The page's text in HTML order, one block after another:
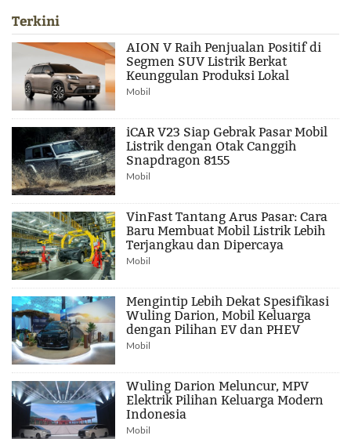
Terkini
AION V Raih Penjualan Positif di
Segmen SUV Listrik Berkat
Keunggulan Produksi Lokal
Mobil
iCAR V23 Siap Gebrak Pasar Mobil
Listrik dengan Otak Canggih
Snapdragon 8155
Mobil
VinFast Tantang Arus Pasar: Cara
Baru Membuat Mobil Listrik Lebih
Terjangkau dan Dipercaya
Mobil
Mengintip Lebih Dekat Spesifikasi
Wuling Darion, Mobil Keluarga
dengan Pilihan EV dan PHEV
Mobil
Wuling Darion Meluncur, MPV
Elektrik Pilihan Keluarga Modern
Indonesia
Mobil